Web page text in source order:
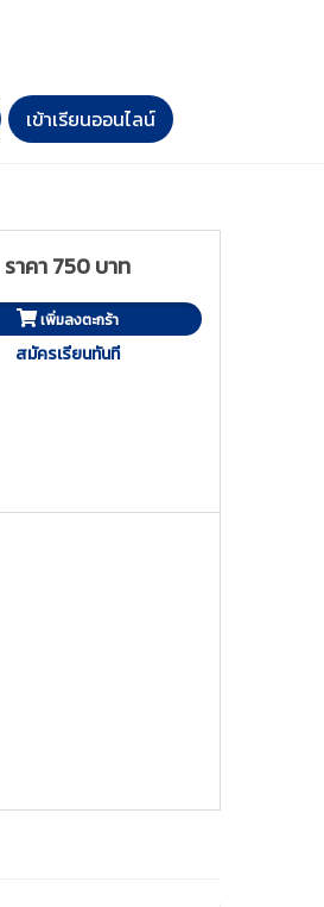
เข้าเรียนออนไลน์
ราคา 750 บาท
เพิ่มลงตะกร้า
สมัครเรียนทันที